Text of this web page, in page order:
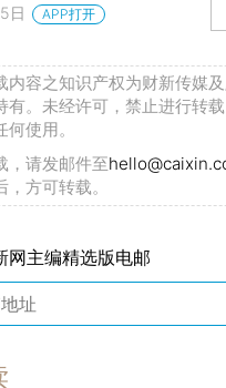
日 APP打开
内容之知识产权为财新传媒
有。未经许可，禁止进行转
使用。
，请发邮件至
方可转载。
网主编精选版电邮